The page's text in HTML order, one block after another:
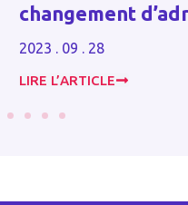
dépôt
LIRE